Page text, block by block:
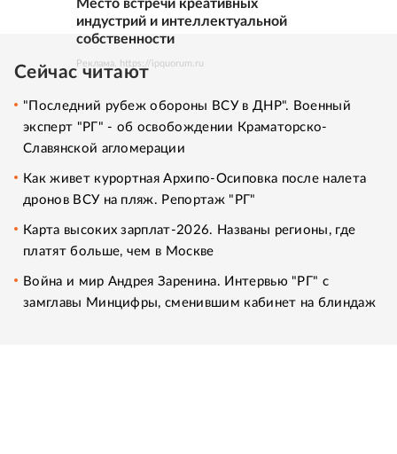
Место встречи креативных
индустрий и интеллектуальной
собственности
Реклама. https://ipquorum.ru
Сейчас читают
"Последний рубеж обороны ВСУ в ДНР". Военный
эксперт "РГ" - об освобождении Краматорско-
Славянской агломерации
Как живет курортная Архипо-Осиповка после налета
дронов ВСУ на пляж. Репортаж "РГ"
Карта высоких зарплат-2026. Названы регионы, где
платят больше, чем в Москве
Война и мир Андрея Заренина. Интервью "РГ" с
замглавы Минцифры, сменившим кабинет на блиндаж